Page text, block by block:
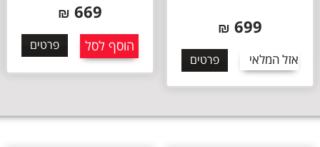
699
₪
אזל המלאי פרטים
669
₪
הוסף לסל פרטים